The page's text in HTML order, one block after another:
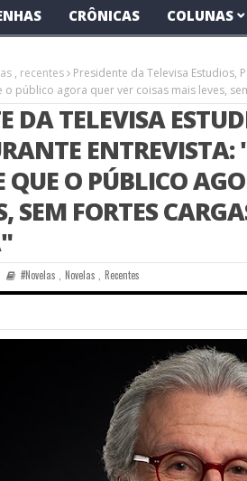
CRÔNICAS COLUNAS
, recentes
Presidente da Televisa Estudios,
o público agora quer ver coisas mais leves,
DA TELEVISA
QUE O PÚBLICO
SEM FORTES
#Novelas ,Novelas Recentes